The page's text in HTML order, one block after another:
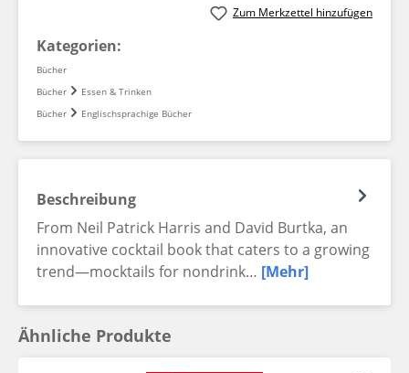
Zum Merkzettel hinzufügen
Kategorien:
Bücher
Bücher
Essen & Trinken
Bücher
Englischsprachige Bücher
Beschreibung
From Neil Patrick Harris and David Burtka, an
innovative cocktail book that caters to a growing
trend—mocktails for nondrink… [Mehr]
Ähnliche Produkte